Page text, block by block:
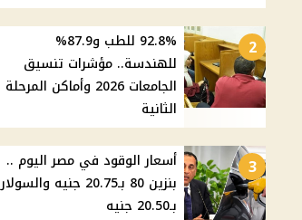
2
92.8% للطب و87.9%
للهندسة.. مؤشرات تنسيق
الجامعات 2026 وأماكن المرحلة
الثانية
3
أسعار الوقود في مصر اليوم ..
بنزين 80 بـ20.75 جنيه والسولار
بـ20.50 جنيه